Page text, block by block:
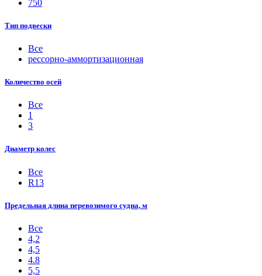
750
Тип подвески
Все
рессорно-аммортизационная
Количество осей
Все
1
3
Диаметр колес
Все
R13
Предельная длина перевозимого судна, м
Все
4,2
4,5
4.8
5,5